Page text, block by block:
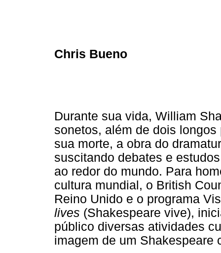
Chris Bueno
Durante sua vida, William
sonetos, além de dois
sua morte, a obra do
suscitando debates e
ao redor do mundo. Para
cultura mundial, o British
Reino Unido e o programa
lives (Shakespeare vive),
público diversas atividades
imagem de um Shakespeare